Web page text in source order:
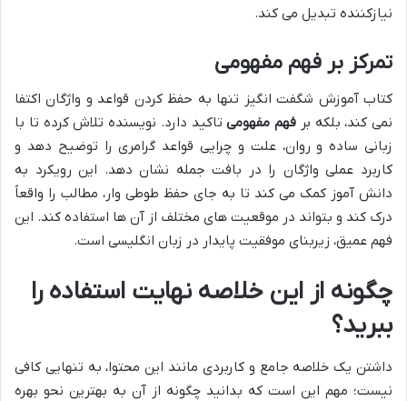
نیازکننده تبدیل می کند.
تمرکز بر فهم مفهومی
کتاب آموزش شگفت انگیز تنها به حفظ کردن قواعد و واژگان اکتفا
نمی کند، بلکه بر فهم مفهومیتاکید دارد. نویسنده تلاش کرده تا با
زبانی ساده و روان، علت و چرایی قواعد گرامری را توضیح دهد و
کاربرد عملی واژگان را در بافت جمله نشان دهد. این رویکرد به
دانش آموز کمک می کند تا به جای حفظ طوطی وار، مطالب را واقعاً
درک کند و بتواند در موقعیت های مختلف از آن ها استفاده کند. این
فهم عمیق، زیربنای موفقیت پایدار در زبان انگلیسی است.
چگونه از این خلاصه نهایت استفاده را
ببرید؟
داشتن یک خلاصه جامع و کاربردی مانند این محتوا، به تنهایی کافی
نیست؛ مهم این است که بدانید چگونه از آن به بهترین نحو بهره